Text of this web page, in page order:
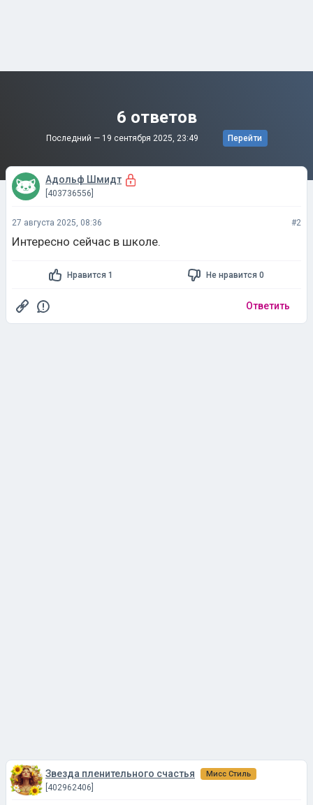
6 ответов
Последний — 19 сентября 2025, 23:49 Перейти
Адольф Шмидт
[403736556]
27 августа 2025, 08:36 #2
Интересно сейчас в школе.
Нравится 1 Не нравится 0
Ответить
Звезда пленительного счастья Мисс Стиль
[402962406]